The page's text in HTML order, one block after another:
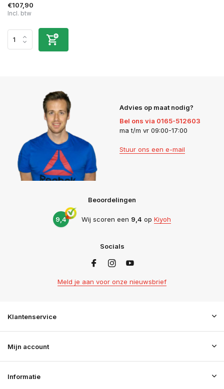
€107,90
Incl. btw
Advies op maat nodig?
Bel ons via 0165-512603
ma t/m vr 09:00-17:00
Stuur ons een e-mail
Beoordelingen
9,4 Wij scoren een 9,4 op Kiyoh
Socials
Meld je aan voor onze nieuwsbrief
Klantenservice
Mijn account
Informatie